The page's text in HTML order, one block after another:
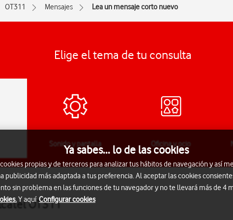
OT311 Mensajes Lea un mensaje corto nuevo
Elige el tema de tu consulta
Sonido y pantalla Oficina y ocio
OT311
Ya sabes... lo de las cookies
propias y de terceros para analizar tus hábitos de navegación y así
publicidad más adaptada a tus preferencia. Al aceptar las cookies
sin problema en las funciones de tu navegador y no te llevará más de 4
Y aquí Configurar cookies